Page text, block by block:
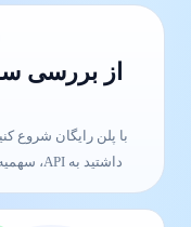
با پلن رایگان شروع
داشتید به API، سهمیه بیشتر و قابلیت‌های حرفه‌ای ارتقا دهید.